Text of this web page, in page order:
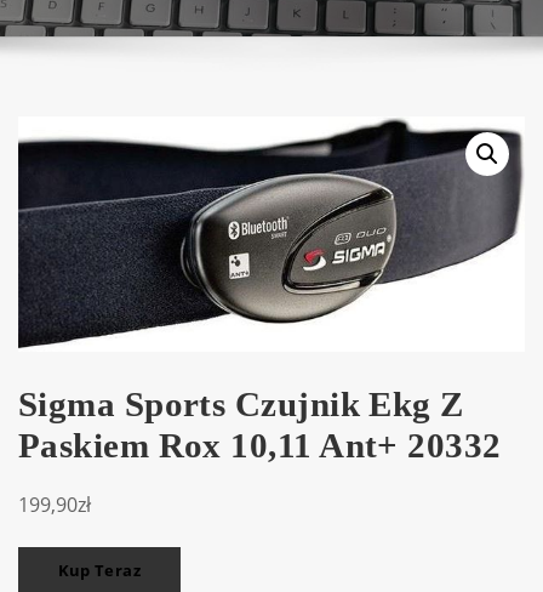
Sigma Sports Czujnik Ekg Z
Paskiem Rox 10,11 Ant+ 20332
199,90zł
Kup Teraz